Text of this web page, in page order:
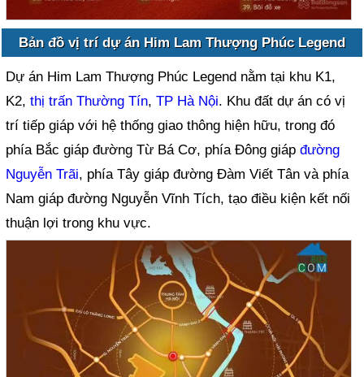
Bản đồ vị trí dự án Him Lam Thượng Phúc Legend
Dự án Him Lam Thượng Phúc Legend nằm tại khu K1,
K2,thị trấn Thường Tín,TP Hà Nội. Khu đất dự án có vị
trí tiếp giáp với hệ thống giao thông hiện hữu, trong đó
phía Bắc giáp đường Từ Bá Cơ, phía Đông giápđường
Nguyễn Trãi, phía Tây giáp đường Đàm Viết Tân và phía
Nam giáp đường Nguyễn Vĩnh Tích, tạo điều kiện kết nối
thuận lợi trong khu vực.